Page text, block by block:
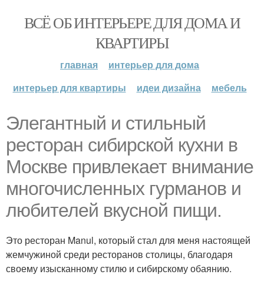
ВСЁ ОБ ИНТЕРЬЕРЕ ДЛЯ ДОМА И
КВАРТИРЫ
главная
интерьер для дома
интерьер для квартиры
идеи дизайна мебель
Элегантный и стильный
ресторан сибирской кухни в
Москве привлекает внимание
многочисленных гурманов и
любителей вкусной пищи.
Это ресторан Manul, который стал для меня настоящей
жемчужиной среди ресторанов столицы, благодаря
своему изысканному стилю и сибирскому обаянию.